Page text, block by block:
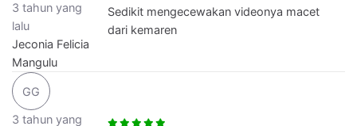
3 tahun yang
lalu
Jeconia Felicia
Mangulu
Sedikit mengecewakan videonya macet
dari kemaren
GG
3 tahun yang